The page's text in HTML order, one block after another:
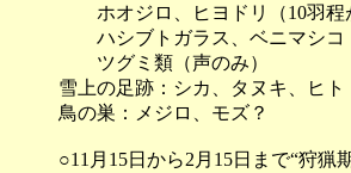
ホオジロ、ヒヨドリ（10羽程
ハシブトガラス、ベニマシコ
ツグミ類（声のみ）
雪上の足跡：シカ、タヌキ、ヒト
鳥の巣：メジロ、モズ？
○11月15日から2月15日まで“狩猟